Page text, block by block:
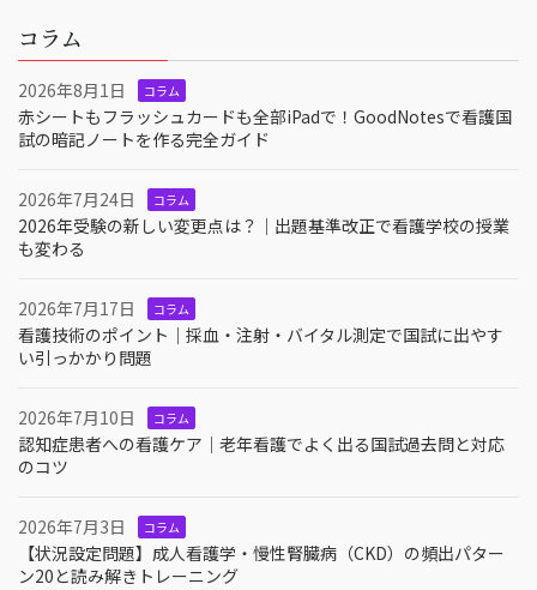
コラム
2026年8月1日 コラム
赤シートもフラッシュカードも全部iPadで！GoodNotesで看護国
試の暗記ノートを作る完全ガイド
2026年7月24日 コラム
2026年受験の新しい変更点は？｜出題基準改正で看護学校の授業
も変わる
2026年7月17日 コラム
看護技術のポイント｜採血・注射・バイタル測定で国試に出やす
い引っかかり問題
2026年7月10日 コラム
認知症患者への看護ケア｜老年看護でよく出る国試過去問と対応
のコツ
2026年7月3日 コラム
【状況設定問題】成人看護学・慢性腎臓病（CKD）の頻出パター
ン20と読み解きトレーニング